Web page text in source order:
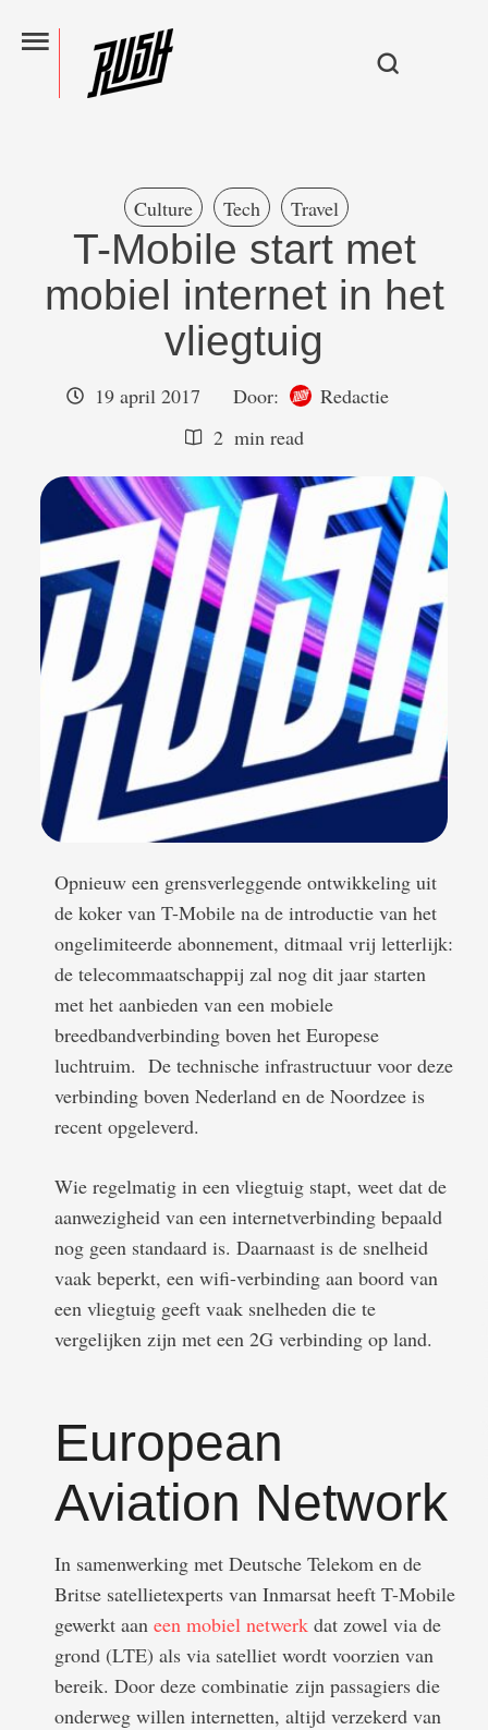
Culture Tech Travel
T-Mobile start met
mobiel internet in het
vliegtuig
19 april 2017 Door:
Redactie
2 min read
Opnieuw een grensverleggende ontwikkeling uit
de koker van T-Mobile na de introductie van het
ongelimiteerde abonnement, ditmaal vrij letterlijk:
de telecommaatschappij zal nog dit jaar starten
met het aanbieden van een mobiele
breedbandverbinding boven het Europese
luchtruim. De technische infrastructuur voor deze
verbinding boven Nederland en de Noordzee is
recent opgeleverd.
Wie regelmatig in een vliegtuig stapt, weet dat de
aanwezigheid van een internetverbinding bepaald
nog geen standaard is. Daarnaast is de snelheid
vaak beperkt, een wifi-verbinding aan boord van
een vliegtuig geeft vaak snelheden die te
vergelijken zijn met een 2G verbinding op land.
European
Aviation Network
In samenwerking met Deutsche Telekom en de
Britse satellietexperts van Inmarsat heeft T-Mobile
gewerkt aan een mobiel netwerk dat zowel via de
grond (LTE) als via satelliet wordt voorzien van
bereik. Door deze combinatie zijn passagiers die
onderweg willen internetten, altijd verzekerd van